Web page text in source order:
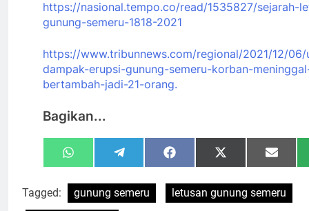
https://nasional.tempo.co/read/1535827/sejarah-
gunung-semeru-1818-2021
https://www.tribunnews.com/regional/2021/12/
dampak-erupsi-gunung-semeru-korban-
bertambah-jadi-21-orang.
Bagikan...
Share
on
WhatsAppShare
on
TelegramShare
on
FacebookShare
on
X
(Twitter)
Share
on
Email
Tagged: gunung semeru
letusan gunung semeru